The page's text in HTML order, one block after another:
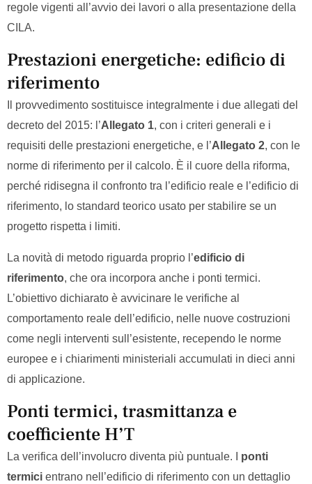
regole vigenti all’avvio dei lavori o alla presentazione della
CILA.
Prestazioni energetiche: edificio di
riferimento
Il provvedimento sostituisce integralmente i due allegati del
decreto del 2015: l’Allegato 1, con i criteri generali e i
requisiti delle prestazioni energetiche, e l’Allegato 2, con le
norme di riferimento per il calcolo. È il cuore della riforma,
perché ridisegna il confronto tra l’edificio reale e l’edificio di
riferimento, lo standard teorico usato per stabilire se un
progetto rispetta i limiti.
La novità di metodo riguarda proprio l’edificio di
riferimento, che ora incorpora anche i ponti termici.
L’obiettivo dichiarato è avvicinare le verifiche al
comportamento reale dell’edificio, nelle nuove costruzioni
come negli interventi sull’esistente, recependo le norme
europee e i chiarimenti ministeriali accumulati in dieci anni
di applicazione.
Ponti termici, trasmittanza e
coefficiente H’T
La verifica dell’involucro diventa più puntuale. I ponti
termici entrano nell’edificio di riferimento con un dettaglio